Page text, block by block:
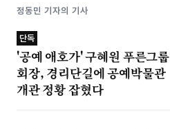
정동민 기자의 기사
단독
'공예 애호가' 구혜원 푸른그룹
회장, 경리단길에 공예박물관
개관 정황 잡혔다